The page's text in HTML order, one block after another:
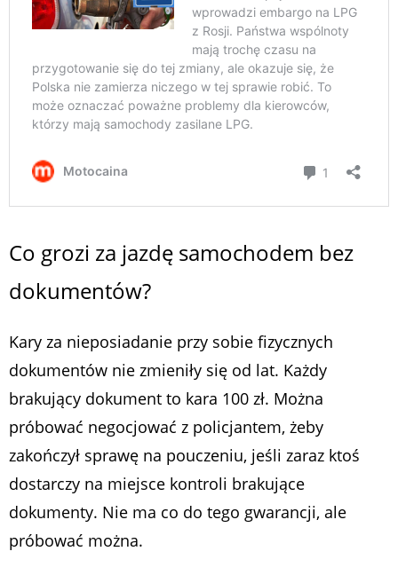
Co grozi za jazdę samochodem bez
dokumentów?
Kary za nieposiadanie przy sobie fizycznych
dokumentów nie zmieniły się od lat. Każdy
brakujący dokument to kara 100 zł. Można
próbować negocjować z policjantem, żeby
zakończył sprawę na pouczeniu, jeśli zaraz ktoś
dostarczy na miejsce kontroli brakujące
dokumenty. Nie ma co do tego gwarancji, ale
próbować można.